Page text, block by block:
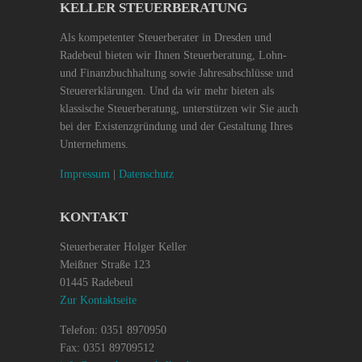
KELLER STEUERBERATUNG
Als kompetenter Steuerberater in Dresden und
Radebeul bieten wir Ihnen Steuerberatung, Lohn-
und Finanzbuchhaltung sowie Jahresabschlüsse und
Steuererklärungen. Und da wir mehr bieten als
klassische Steuerberatung, unterstützen wir Sie auch
bei der Existenzgründung und der Gestaltung Ihres
Unternehmens.
Impressum Datenschutz
KONTAKT
Steuerberater Holger Keller
Meißner Straße 123
01445 Radebeul
Zur Kontaktseite
Telefon: 0351 8970950
Fax: 0351 89709512